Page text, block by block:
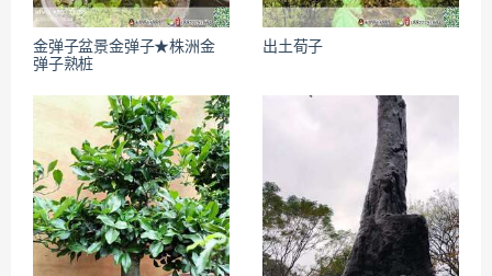
金弹子盆景金弹子★株洲金
弹子熟桩
出土荀子